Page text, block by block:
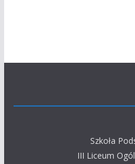
Szkoła
III Liceum